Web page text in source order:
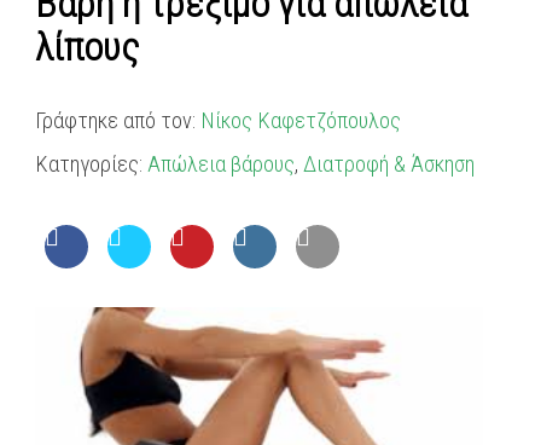
λίπους
Γράφτηκε από τον: Νίκος Καφετζόπουλος
Κατηγορίες: Απώλεια βάρους, Διατροφή & Άσκηση